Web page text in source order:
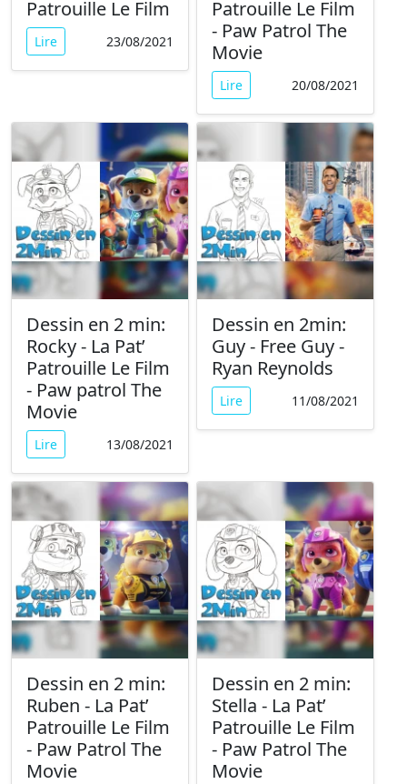
Patrouille Le Film
Lire 23/08/2021
Patrouille Le Film
- Paw Patrol The
Movie
Lire 20/08/2021
Dessin en 2 min:
Rocky - La Pat’
Patrouille Le Film
- Paw patrol The
Movie
Lire 13/08/2021
Dessin en 2min:
Guy - Free Guy -
Ryan Reynolds
Lire 11/08/2021
Dessin en 2 min:
Ruben - La Pat’
Patrouille Le Film
- Paw Patrol The
Movie
Dessin en 2 min:
Stella - La Pat’
Patrouille Le Film
- Paw Patrol The
Movie